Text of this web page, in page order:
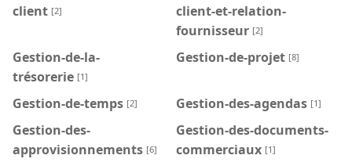
client [2]
client-et-relation-
fournisseur [2]
Gestion-de-la-
trésorerie [1]
Gestion-de-projet [8]
Gestion-de-temps [2] Gestion-des-agendas [1]
Gestion-des-
approvisionnements [6]
Gestion-des-documents-
commerciaux [1]